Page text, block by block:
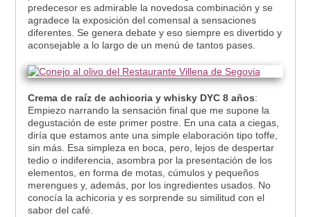
predecesor es admirable la novedosa combinación y se
agradece la exposición del comensal a sensaciones
diferentes. Se genera debate y eso siempre es divertido y
aconsejable a lo largo de un menú de tantos pases.
Crema de raíz de achicoria y whisky DYC 8 años:
Empiezo narrando la sensación final que me supone la
degustación de este primer postre. En una cata a ciegas,
diría que estamos ante una simple elaboración tipo toffe,
sin más. Esa simpleza en boca, pero, lejos de despertar
tedio o indiferencia, asombra por la presentación de los
elementos, en forma de motas, cúmulos y pequeños
merengues y, además, por los ingredientes usados. No
conocía la achicoria y es sorprende su similitud con el
sabor del café.